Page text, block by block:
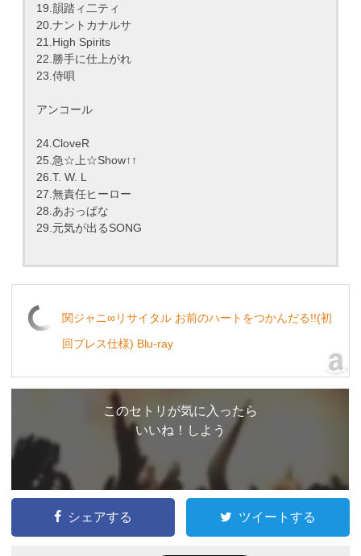
19.韻踏ィ二ティ
20.ナントカナルサ
21.High Spirits
22.勝手に仕上がれ
23.侍唄
アンコール
24.CloveR
25.急☆上☆Show↑↑
26.T. W. L
27.無責任ヒーロー
28.あおっぱな
29.元気が出るSONG
関ジャニ∞リサイタル お前のハートをつかんだる!!(初
回プレス仕様) Blu-ray
このセトリが気に入ったら
いいね！しよう
シェアする ツイートする